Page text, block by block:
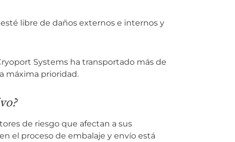
libre de daños externos e internos y
Systems ha transportado más de
máxima prioridad.
de riesgo que afectan a sus
el proceso de embalaje y envío está